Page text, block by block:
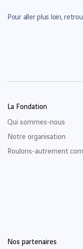
Pour aller plus loin,
La Fondation
Qui sommes-nous
Notre organisation
Roulons-autrement.com
Nos partenaires